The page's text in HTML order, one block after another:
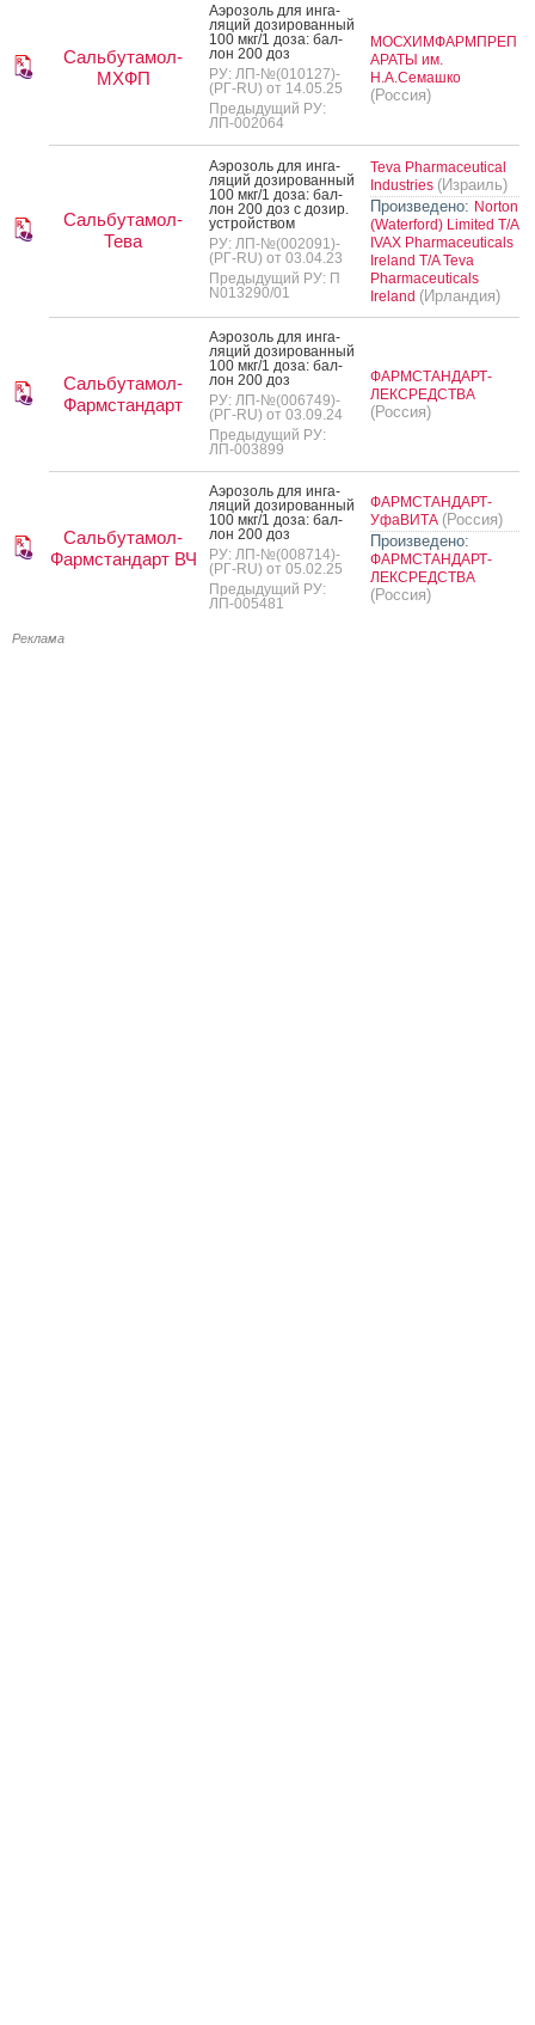
Сальбутамол-
МХФП
А­эро­золь для ин­га­
ляций до­зиро­ван­ный
100 мкг/1 до­за: бал­
лон 200 доз
РУ: ЛП-№(010127)-
(РГ-RU) от 14.05.25
Предыдущий РУ:
ЛП-002064
МОСХИМФАРМПРЕП
АРАТЫ им.
Н.А.Семашко
(Россия)
Сальбутамол-
Тева
А­эро­золь для ин­га­
ляций до­зиро­ван­ный
100 мкг/1 до­за: бал­
лон 200 доз с до­зир.
ус­трой­ством
РУ: ЛП-№(002091)-
(РГ-RU) от 03.04.23
Предыдущий РУ: П
N013290/01
Teva Pharmaceutical
Industries (Израиль)
Произведено: Norton
(Waterford) Limited T/A
IVAX Pharmaceuticals
Ireland T/A Teva
Pharmaceuticals
Ireland (Ирландия)
Сальбутамол-
Фармстандарт
А­эро­золь для ин­га­
ляций до­зиро­ван­ный
100 мкг/1 до­за: бал­
лон 200 доз
РУ: ЛП-№(006749)-
(РГ-RU) от 03.09.24
Предыдущий РУ:
ЛП-003899
ФАРМСТАНДАРТ-
ЛЕКСРЕДСТВА
(Россия)
Сальбутамол-
Фармстандарт ВЧ
А­эро­золь для ин­га­
ляций до­зиро­ван­ный
100 мкг/1 до­за: бал­
лон 200 доз
РУ: ЛП-№(008714)-
(РГ-RU) от 05.02.25
Предыдущий РУ:
ЛП-005481
ФАРМСТАНДАРТ-
УфаВИТА (Россия)
Произведено:
ФАРМСТАНДАРТ-
ЛЕКСРЕДСТВА
(Россия)
Реклама